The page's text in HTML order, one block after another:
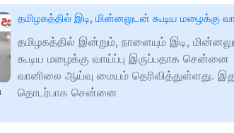
தமிழகத்தில் இடி, மின்னலுடன் கூடிய மழைக்கு
தமிழகத்தில் இன்றும், நாளையும் இடி,
கூடிய மழைக்கு வாய்ப்பு இருப்பதாக சென்னை
வானிலை ஆய்வு மையம் தெரிவித்துள்ளது.
தொடர்பாக சென்னை